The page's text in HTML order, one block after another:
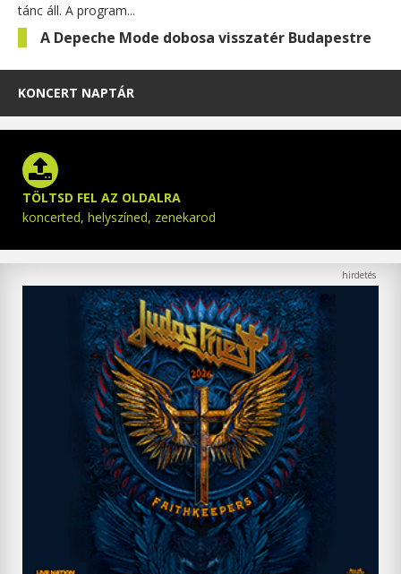
tánc áll. A program...
A Depeche Mode dobosa visszatér Budapestre
KONCERT NAPTÁR
TÖLTSD FEL AZ OLDALRA
koncerted, helyszíned, zenekarod